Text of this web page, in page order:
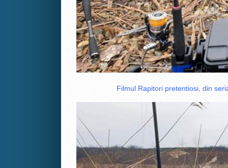
Filmul Rapitori pretentiosi, din